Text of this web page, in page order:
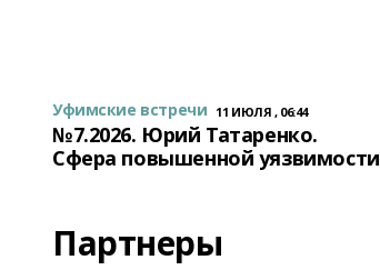
Уфимские встречи 11 ИЮЛЯ , 06:44
№7.2026. Юрий Татаренко.
Сфера повышенной уязвимости
Партнеры